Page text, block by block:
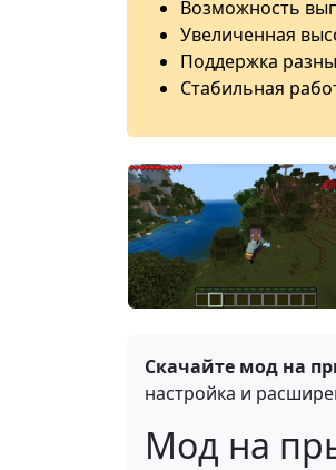
Возможность
Увеличенная
Поддержка
Стабильная
Скачайте мод на
настройка и
Мод на